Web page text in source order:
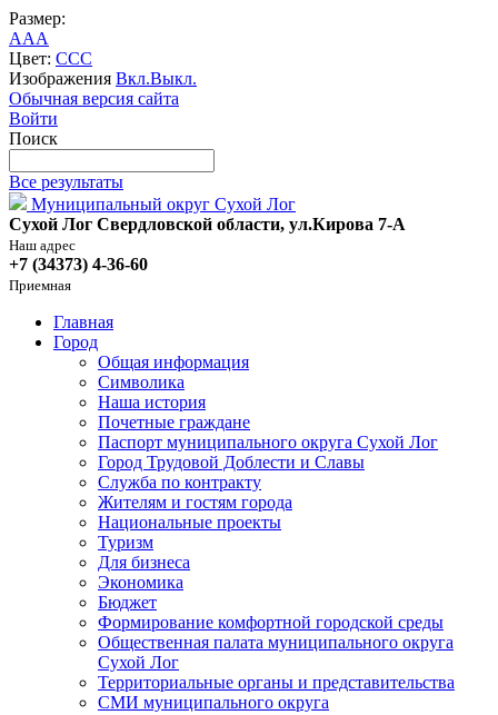
Размер:
AAA
Цвет: CCC
Изображения Вкл.Выкл.
Обычная версия сайта
Войти
Поиск
Все результаты
Муниципальный округ Сухой Лог
Сухой Лог Свердловской области, ул.Кирова 7-А
Наш адрес
+7 (34373) 4-36-60
Приемная
Главная
Город
Общая информация
Символика
Наша история
Почетные граждане
Паспорт муниципального округа Сухой Лог
Город Трудовой Доблести и Славы
Служба по контракту
Жителям и гостям города
Национальные проекты
Туризм
Для бизнеса
Экономика
Бюджет
Формирование комфортной городской среды
Общественная палата муниципального округа
Сухой Лог
Территориальные органы и представительства
СМИ муниципального округа